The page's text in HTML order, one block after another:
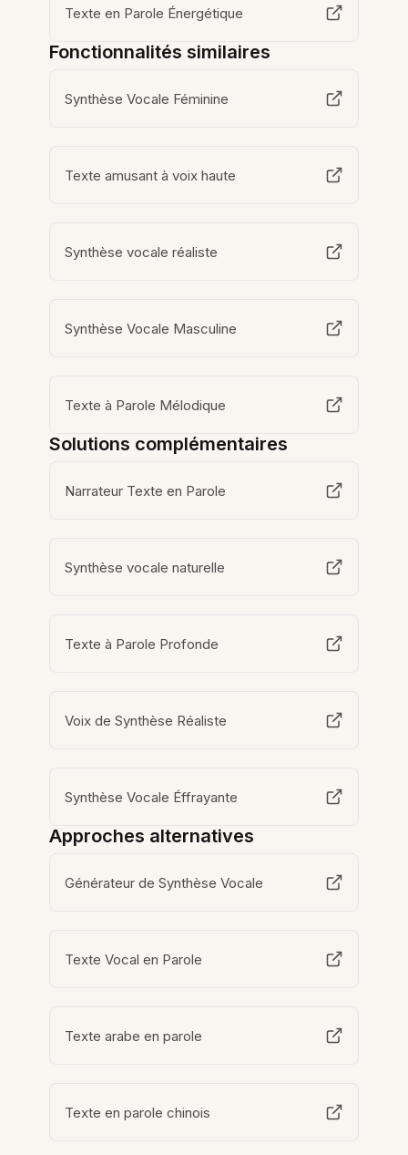
Texte en Parole Énergétique
Fonctionnalités similaires
Synthèse Vocale Féminine
Texte amusant à voix haute
Synthèse vocale réaliste
Synthèse Vocale Masculine
Texte à Parole Mélodique
Solutions complémentaires
Narrateur Texte en Parole
Synthèse vocale naturelle
Texte à Parole Profonde
Voix de Synthèse Réaliste
Synthèse Vocale Éffrayante
Approches alternatives
Générateur de Synthèse Vocale
Texte Vocal en Parole
Texte arabe en parole
Texte en parole chinois